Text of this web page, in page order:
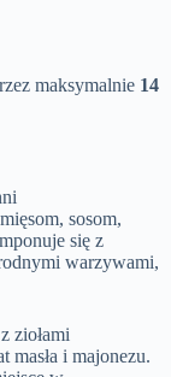
maksymalnie 14
sosom,
się z
warzywami,
ziołami
masła i majonezu.